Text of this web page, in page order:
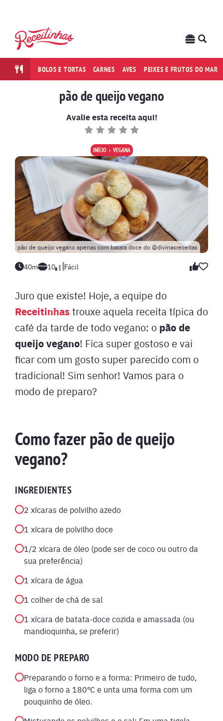
BOLOS E TORTAS CARNES AVES PEIXES E FRUTOS DO MAR
pão de queijo vegano
Avalie esta receita aqui!
INÍCIO VEGANA
pão de queijo vegano apenas com batata doce do @divinasreceitas
40m 10 Fácil
Juro que existe! Hoje, a equipe do
Receitinhastrouxe aquela receita típica do
café da tarde de todo vegano: o pão de
queijo vegano! Fica super gostoso e vai
ficar com um gosto super parecido com o
tradicional! Sim senhor! Vamos para o
modo de preparo?
Como fazer pão de queijo
vegano?
INGREDIENTES
2 xícaras de polvilho azedo
1 xícara de polvilho doce
1/2 xícara de óleo (pode ser de coco ou outro da
sua preferência)
1 xícara de água
1 colher de chá de sal
1 xícara de batata-doce cozida e amassada (ou
mandioquinha, se preferir)
MODO DE PREPARO
Preparando o forno e a forma: Primeiro de tudo,
liga o forno a 180ºC e unta uma forma com um
pouquinho de óleo.